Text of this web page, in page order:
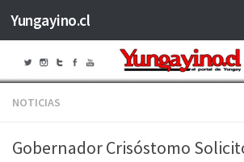
Saltar al contenido
Yungayino.cl
NOTICIAS
Gobernador Crisóstomo